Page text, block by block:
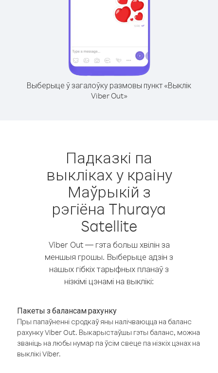
Выберыце ў загалоўку размовы пункт «Выклік
Viber Out»
Падказкі па
выкліках у краіну
Маўрыкій з
рэгіёна Thuraya
Satellite
Viber Out — гэта больш хвілін за
меншыя грошы. Выберыце адзін з
нашых гібкіх тарыфных планаў з
нізкімі цэнамі на выклікі:
Пакеты з балансам рахунку
Пры папаўненні сродкаў яны налічваюцца на баланс
рахунку Viber Out. Выкарыстаўшы гэты баланс, можна
званіць на любы нумар па ўсім свеце па нізкіх цэнах на
выклікі Viber.